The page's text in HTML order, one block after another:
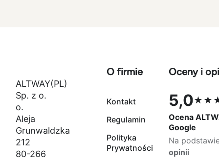
ALTWAY(PL)
Sp. z o.
o.
Aleja
Grunwaldzka
212
80-266
O firmie
Kontakt
Regulamin
Polityka
Prywatności
Oceny i
5,0
Ocena 5,0
Ocena
Google
Na
opinii